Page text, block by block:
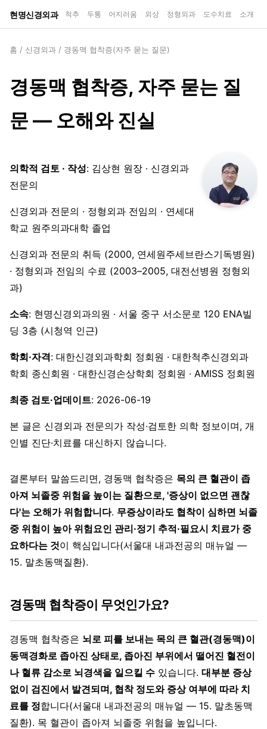
현명신경외과 척추 두통 어지러움 외상 정형외과 도수치료 소개
홈 / 신경외과 / 경동맥 협착증(자주 묻는 질문)
경동맥 협착증, 자주 묻는 질
문 — 오해와 진실
의학적 검토 · 작성: 김상현 원장 · 신경외과
전문의
신경외과 전문의 · 정형외과 전임의 · 연세대
학교 원주의과대학 졸업
신경외과 전문의 취득 (2000, 연세원주세브란스기독병원)
· 정형외과 전임의 수료 (2003–2005, 대전선병원 정형외
과)
소속: 현명신경외과의원 · 서울 중구 서소문로 120 ENA빌
딩 3층 (시청역 인근)
학회·자격: 대한신경외과학회 정회원 · 대한척추신경외과
학회 종신회원 · 대한신경손상학회 정회원 · AMISS 정회원
최종 검토·업데이트: 2026-06-19
본 글은 신경외과 전문의가 작성·검토한 의학 정보이며, 개
인별 진단·치료를 대신하지 않습니다.
결론부터 말씀드리면, 경동맥 협착증은 목의 큰 혈관이 좁
아져 뇌졸중 위험을 높이는 질환으로, '증상이 없으면 괜찮
다'는 오해가 위험합니다. 무증상이라도 협착이 심하면 뇌졸
중 위험이 높아 위험요인 관리·정기 추적·필요시 치료가 중
요하다는 것이 핵심입니다(서울대 내과전공의 매뉴얼 —
15. 말초동맥질환).
경동맥 협착증이 무엇인가요?
경동맥 협착증은 뇌로 피를 보내는 목의 큰 혈관(경동맥)이
동맥경화로 좁아진 상태로, 좁아진 부위에서 떨어진 혈전이
나 혈류 감소로 뇌경색을 일으킬 수 있습니다. 대부분 증상
없이 검진에서 발견되며, 협착 정도와 증상 여부에 따라 치
료를 정합니다(서울대 내과전공의 매뉴얼 — 15. 말초동맥
질환). 목 혈관이 좁아져 뇌졸중 위험을 높입니다.